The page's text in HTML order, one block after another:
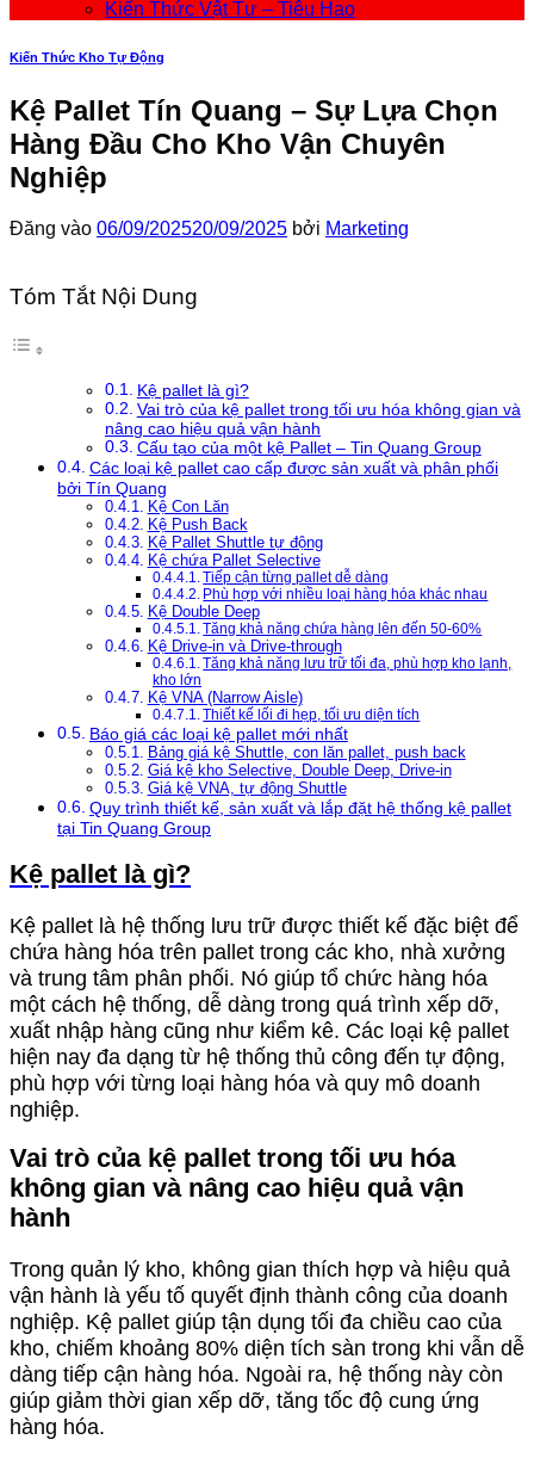
Kiến Thức Vật Tư – Tiêu Hao
Kiến Thức Kho Tự Động
Kệ Pallet Tín Quang – Sự Lựa Chọn
Hàng Đầu Cho Kho Vận Chuyên
Nghiệp
Đăng vào 06/09/202520/09/2025 bởi Marketing
Tóm Tắt Nội Dung
Kệ pallet là gì?
Vai trò của kệ pallet trong tối ưu hóa không gian và
nâng cao hiệu quả vận hành
Cấu tạo của một kệ Pallet – Tin Quang Group
Các loại kệ pallet cao cấp được sản xuất và phân phối
bởi Tín Quang
Kệ Con Lăn
Kệ Push Back
Kệ Pallet Shuttle tự động
Kệ chứa Pallet Selective
Tiếp cận từng pallet dễ dàng
Phù hợp với nhiều loại hàng hóa khác nhau
Kệ Double Deep
Tăng khả năng chứa hàng lên đến 50-60%
Kệ Drive-in và Drive-through
Tăng khả năng lưu trữ tối đa, phù hợp kho lạnh,
kho lớn
Kệ VNA (Narrow Aisle)
Thiết kế lối đi hẹp, tối ưu diện tích
Báo giá các loại kệ pallet mới nhất
Bảng giá kệ Shuttle, con lăn pallet, push back
Giá kệ kho Selective, Double Deep, Drive-in
Giá kệ VNA, tự động Shuttle
Quy trình thiết kế, sản xuất và lắp đặt hệ thống kệ pallet
tại Tin Quang Group
Kệ pallet là gì?
Kệ pallet là hệ thống lưu trữ được thiết kế đặc biệt để
chứa hàng hóa trên pallet trong các kho, nhà xưởng
và trung tâm phân phối. Nó giúp tổ chức hàng hóa
một cách hệ thống, dễ dàng trong quá trình xếp dỡ,
xuất nhập hàng cũng như kiểm kê. Các loại kệ pallet
hiện nay đa dạng từ hệ thống thủ công đến tự động,
phù hợp với từng loại hàng hóa và quy mô doanh
nghiệp.
Vai trò của kệ pallet trong tối ưu hóa
không gian và nâng cao hiệu quả vận
hành
Trong quản lý kho, không gian thích hợp và hiệu quả
vận hành là yếu tố quyết định thành công của doanh
nghiệp. Kệ pallet giúp tận dụng tối đa chiều cao của
kho, chiếm khoảng 80% diện tích sàn trong khi vẫn dễ
dàng tiếp cận hàng hóa. Ngoài ra, hệ thống này còn
giúp giảm thời gian xếp dỡ, tăng tốc độ cung ứng
hàng hóa.